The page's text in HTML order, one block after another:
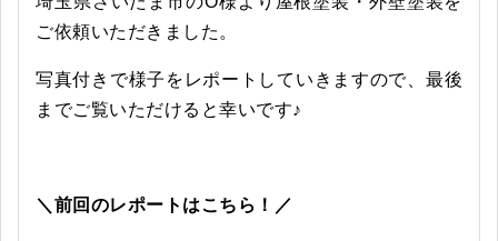
ご依頼いただきました。
写真付きで様子をレポートしていきますので、最後
までご覧いただけると幸いです♪
＼前回のレポートはこちら！／